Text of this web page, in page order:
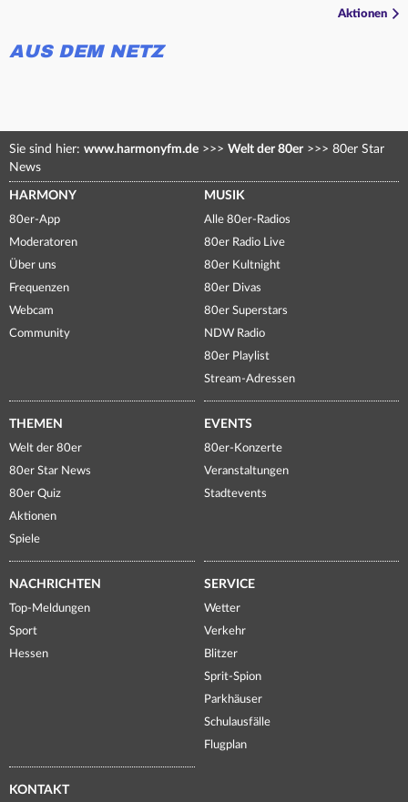
Aktionen
AUS DEM NETZ
Sie sind hier: www.harmonyfm.de >>> Welt der 80er >>> 80er Star
News
HARMONY
80er-App
Moderatoren
Über uns
Frequenzen
Webcam
Community
MUSIK
Alle 80er-Radios
80er Radio Live
80er Kultnight
80er Divas
80er Superstars
NDW Radio
80er Playlist
Stream-Adressen
THEMEN
Welt der 80er
80er Star News
80er Quiz
Aktionen
Spiele
EVENTS
80er-Konzerte
Veranstaltungen
Stadtevents
NACHRICHTEN
Top-Meldungen
Sport
Hessen
SERVICE
Wetter
Verkehr
Blitzer
Sprit-Spion
Parkhäuser
Schulausfälle
Flugplan
KONTAKT